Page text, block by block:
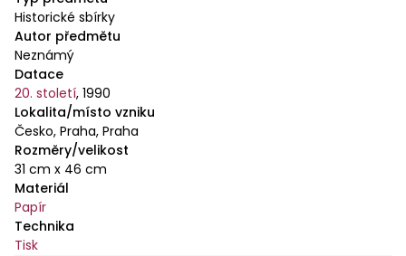
Historické sbírky
Autor předmětu
Neznámý
Datace
20. století, 1990
Lokalita/místo vzniku
Česko, Praha, Praha
Rozměry/velikost
31 cm x 46 cm
Materiál
Papír
Technika
Tisk